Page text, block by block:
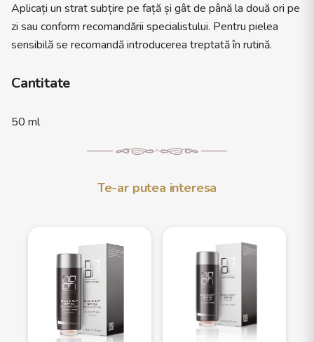
Aplicați un strat subțire pe față și gât de până la două ori pe
zi sau conform recomandării specialistului. Pentru pielea
sensibilă se recomandă introducerea treptată în rutină.
Cantitate
50 ml
Te-ar putea interesa